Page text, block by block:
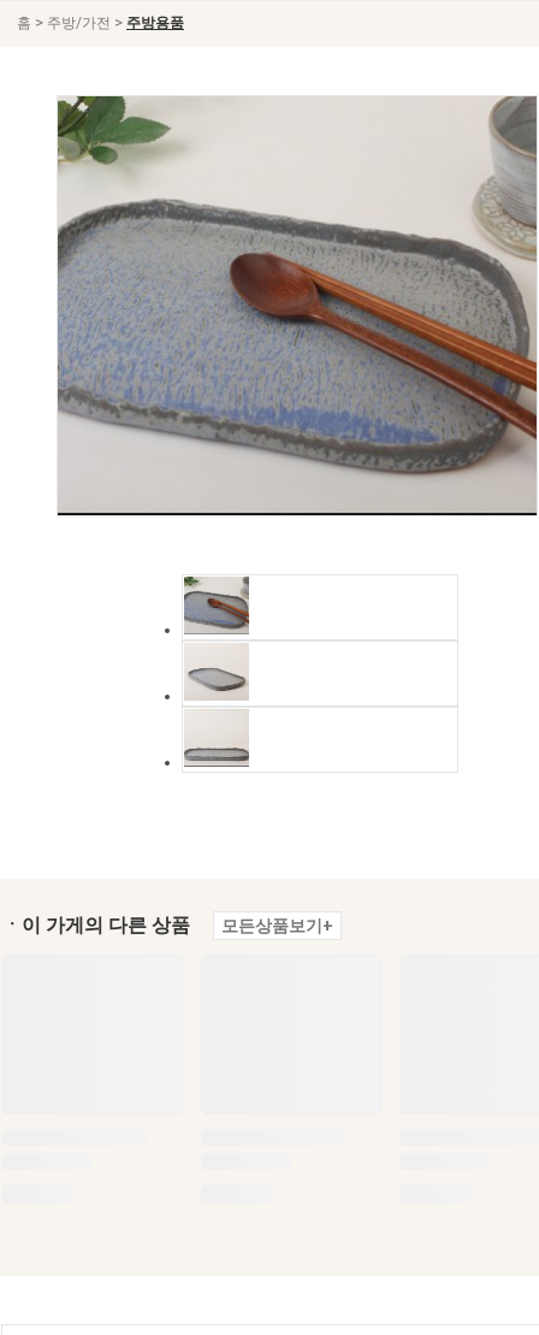
홈 > 주방/가전 > 주방용품
ㆍ이 가게의 다른 상품 모든상품보기+